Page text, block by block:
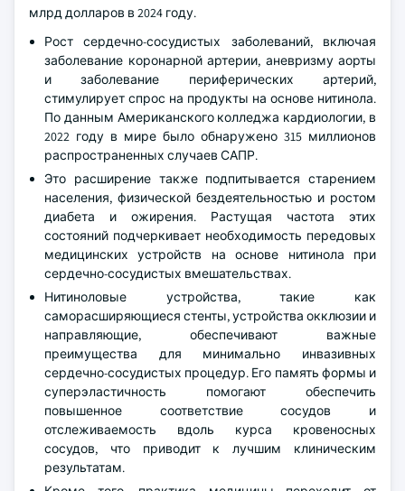
млрд долларов в 2024 году.
Рост сердечно-сосудистых заболеваний, включая
заболевание коронарной артерии, аневризму аорты
и заболевание периферических артерий,
стимулирует спрос на продукты на основе нитинола.
По данным Американского колледжа кардиологии, в
2022 году в мире было обнаружено 315 миллионов
распространенных случаев САПР.
Это расширение также подпитывается старением
населения, физической бездеятельностью и ростом
диабета и ожирения. Растущая частота этих
состояний подчеркивает необходимость передовых
медицинских устройств на основе нитинола при
сердечно-сосудистых вмешательствах.
Нитиноловые устройства, такие как
саморасширяющиеся стенты, устройства окклюзии и
направляющие, обеспечивают важные
преимущества для минимально инвазивных
сердечно-сосудистых процедур. Его память формы и
суперэластичность помогают обеспечить
повышенное соответствие сосудов и
отслеживаемость вдоль курса кровеносных
сосудов, что приводит к лучшим клиническим
результатам.